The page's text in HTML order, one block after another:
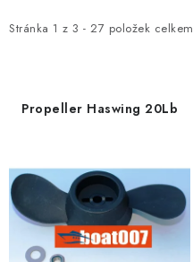
PŘÍSLUŠENSTVÍ K MOTORŮM
PŘÍVĚSY K LODÍM
i
u
k
Stránka 1 z 3 - 27 položek celkem
e
d
u
Propeller Haswing 20Lb